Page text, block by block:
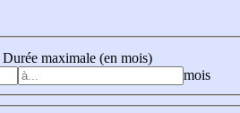
Durée maximale (en mois)
mois